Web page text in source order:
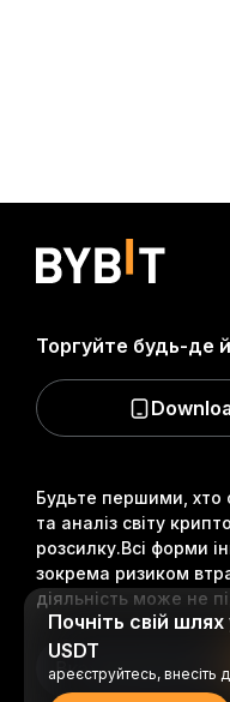
Будьте першими, хто
та аналіз світу
розсилку.Всі форми
зокрема ризиком
діяльність може не
Торгуйте будь-де
Почніть свій
USDT
ареєструйтесь, внесіть